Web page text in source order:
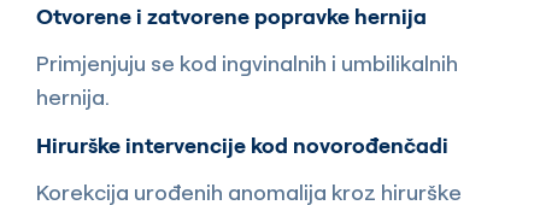
Otvorene i zatvorene popravke hernija
Primjenjuju se kod ingvinalnih i umbilikalnih
hernija.
Hirurške intervencije kod novorođenčadi
Korekcija urođenih anomalija kroz hirurške